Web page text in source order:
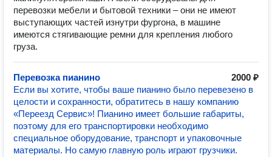
перевозки мебели и бытовой техники – они не имеют
выступающих частей изнутри фургона, в машине
имеются стягивающие ремни для крепления любого
груза.
Перевозка пианино
2000 ₽
Если вы хотите, чтобы ваше пианино было перевезено в
целости и сохранности, обратитесь в нашу компанию
«Переезд Сервис»! Пианино имеет большие габариты,
поэтому для его транспортировки необходимо
специальное оборудование, транспорт и упаковочные
материалы. Но самую главную роль играют грузчики.